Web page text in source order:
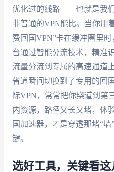
优化过的线路——也就是我
非普通的VPN能比。当你用
费回国VPN”卡在缓冲圈里
台通过智能分流技术，精准
流量分流到专属的高速通道
省道瞬间切换到了专用的回
际VPN，常常把你绕道到第
内资源，路径又长又堵，体
国加速器，才是穿透那堵“
键。
选好工具，关键看这